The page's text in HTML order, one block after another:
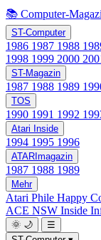
📚 Computer-
ST-Computer
1986 1987 1988
1998 1999 2000
ST-Magazin
1987 1988 1989
TOS
1990 1991 1992
Atari Inside
1994 1995 1996
ATARImagazin
1987 1988 1989
Mehr
Atari Phile Happy
ACE NSW Inside
🌞 🌙
☰